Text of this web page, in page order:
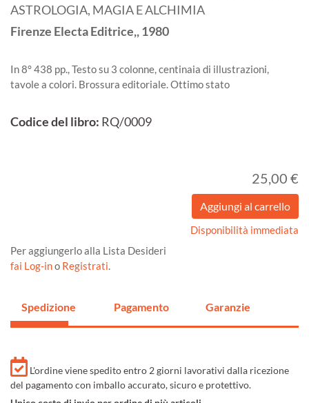
ASTROLOGIA, MAGIA E ALCHIMIA
Firenze Electa Editrice,,1980
In 8° 438 pp., Testo su 3 colonne, centinaia di illustrazioni,
tavole a colori. Brossura editoriale. Ottimo stato
Codice del libro: RQ/0009
25,00 €
Disponibilità immediata
Per aggiungerlo alla Lista Desideri
fai Log-ino Registrati.
Spedizione Pagamento Garanzie
L'ordine viene spedito entro 2 giorni lavorativi dalla ricezione
del pagamento con imballo accurato, sicuro e protettivo.